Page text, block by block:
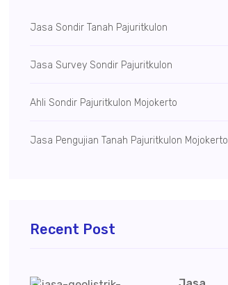
Jasa Sondir Tanah Pajuritkulon
Jasa Survey Sondir Pajuritkulon
Ahli Sondir Pajuritkulon Mojokerto
Jasa Pengujian Tanah Pajuritkulon Mojokerto
Recent Post